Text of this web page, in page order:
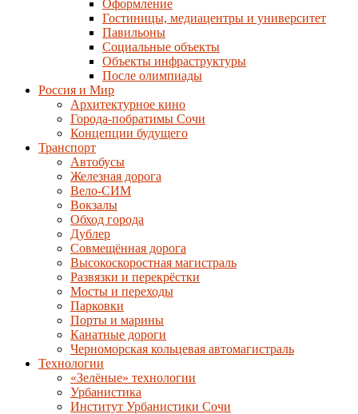
Оформление
Гостиницы, медиацентры и университет
Павильоны
Социальные объекты
Объекты инфраструктуры
После олимпиады
Россия и Мир
Архитектурное кино
Города-побратимы Сочи
Концепции будущего
Транспорт
Автобусы
Железная дорога
Вело-СИМ
Вокзалы
Обход города
Дублер
Совмещённая дорога
Высокоскоростная магистраль
Развязки и перекрёстки
Мосты и переходы
Парковки
Порты и марины
Канатные дороги
Черноморская кольцевая автомагистраль
Технологии
«Зелёные» технологии
Урбанистика
Институт Урбанистики Сочи